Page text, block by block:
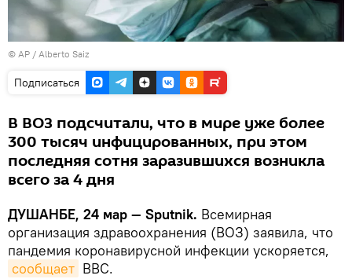
© AP / Alberto Saiz
Подписаться
В ВОЗ подсчитали, что в мире уже более
300 тысяч инфицированных, при этом
последняя сотня заразившихся возникла
всего за 4 дня
ДУШАНБЕ, 24 мар — Sputnik. Всемирная
организация здравоохранения (ВОЗ) заявила, что
пандемия коронавирусной инфекции ускоряется,
сообщает BBC.